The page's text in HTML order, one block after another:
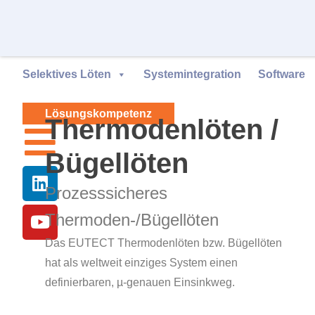
Selektives Löten Systemintegration Software
Lösungskompetenz
Thermodenlöten /
Bügellöten
Prozesssicheres
Thermoden-/Bügellöten
Das EUTECT Thermodenlöten bzw. Bügellöten
hat als weltweit einziges System einen
definierbaren, µ-genauen Einsinkweg.